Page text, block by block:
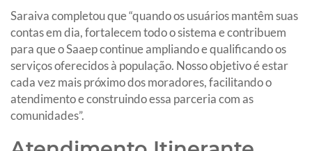
Saraiva completou que “quando os usuários mantêm suas
contas em dia, fortalecem todo o sistema e contribuem
para que o Saaep continue ampliando e qualificando os
serviços oferecidos à população. Nosso objetivo é estar
cada vez mais próximo dos moradores, facilitando o
atendimento e construindo essa parceria com as
comunidades”.